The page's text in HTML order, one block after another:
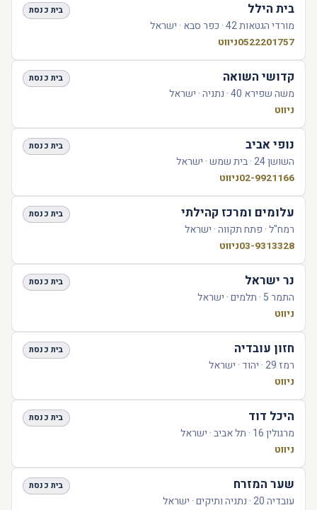
בית הילל בית כנסת
מורדי הגטאות 42 · כפר סבא · ישראל
0522201757ניווט
קדושי השואה בית כנסת
משה שפירא 40 · נתניה · ישראל
ניווט
נופי אביב בית כנסת
השושן 24 · בית שמש · ישראל
02-9921166ניווט
עלומים ומרכז קהילתי בית כנסת
רמח"ל · פתח תקווה · ישראל
03-9313328ניווט
נר ישראל בית כנסת
התמר 5 · תלמים · ישראל
ניווט
חזון עובדיה בית כנסת
רמז 29 · יהוד · ישראל
ניווט
היכל דוד בית כנסת
מרגולין 16 · תל אביב · ישראל
ניווט
שער המזרח בית כנסת
עובדיה 20 · נתניה ותיקים · ישראל